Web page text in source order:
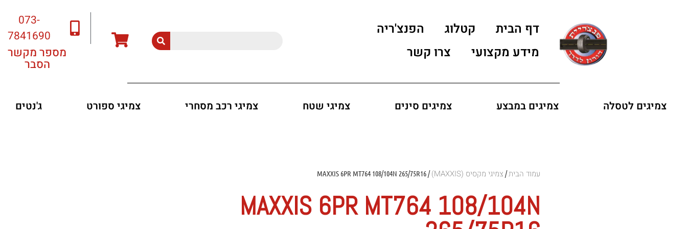
דף הבית קטלוג
הפנצ'ריה
מידע מקצועי
צרו קשר
073-
7841690
מספר מקשר
הסבר
צמיגים לטסלה צמיגים במבצע צמיגים סינים צמיגי שטח צמיגי רכב מסחרי צמיגי ספורט ג'נטים
עמוד הבית/ צמיגי מקסיס (MAXXIS) / MAXXIS 6PR MT764 108/104N 265/75R16
MAXXIS 6PR MT764 108/104N